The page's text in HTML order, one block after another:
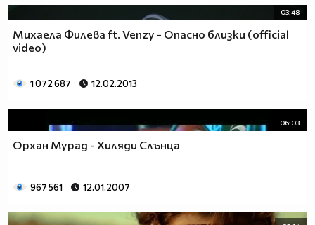
03:48
Михаела Филева ft. Venzy - Опасно близки (official
video)
1 072 687 12.02.2013
06:03
Орхан Мурад - Хиляди Слънца
967 561 12.01.2007